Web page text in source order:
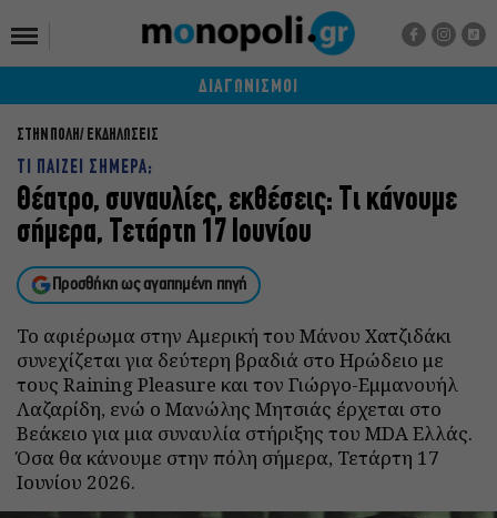
ΔΙΑΓΩΝΙΣΜΟΙ
ΣΤΗΝ ΠΟΛΗ ΕΚΔΗΛΩΣΕΙΣ
ΤΙ ΠΑΙΖΕΙ ΣΗΜΕΡΑ;
Θέατρο, συναυλίες, εκθέσεις: Τι κάνουμε
σήμερα, Τετάρτη 17 Ιουνίου
Προσθήκη ως αγαπημένη πηγή
Το αφιέρωμα στην Αμερική του Μάνου Χατζιδάκι
συνεχίζεται για δεύτερη βραδιά στο Ηρώδειο με
τους Raining Pleasure και τον Γιώργο-Εμμανουήλ
Λαζαρίδη, ενώ ο Μανώλης Μητσιάς έρχεται στο
Βεάκειο για μια συναυλία στήριξης του MDA Ελλάς.
Όσα θα κάνουμε στην πόλη σήμερα, Τετάρτη 17
Ιουνίου 2026.